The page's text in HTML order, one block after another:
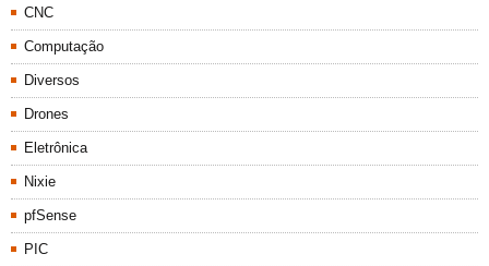
CNC
Computação
Diversos
Drones
Eletrônica
Nixie
pfSense
PIC